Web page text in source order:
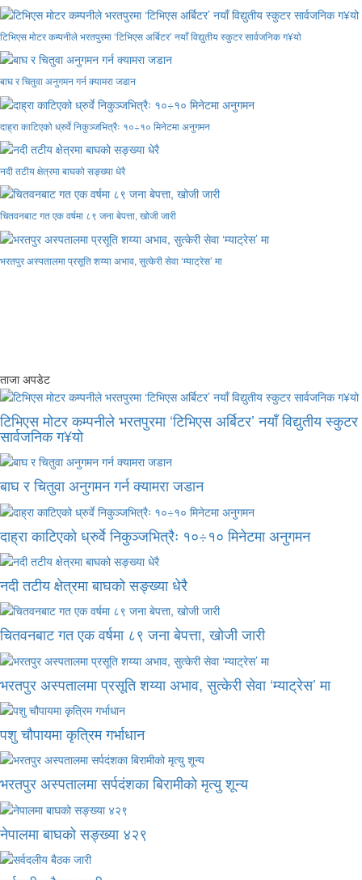
टिभिएस मोटर कम्पनीले भरतपुरमा ‘टिभिएस अर्बिटर’ नयाँ विद्युतीय स्कुटर सार्वजनिक ग¥यो
बाघ र चितुवा अनुगमन गर्न क्यामरा जडान
दाह्रा काटिएको ध्रुर्वे निकुञ्जभित्रैः १०÷१० मिनेटमा अनुगमन
नदी तटीय क्षेत्रमा बाघको सङ्ख्या धेरै
चितवनबाट गत एक वर्षमा ८९ जना बेपत्ता, खोजी जारी
भरतपुर अस्पतालमा प्रसूति शय्या अभाव, सुत्केरी सेवा ‘म्याट्रेस’ मा
ताजा अपडेट
टिभिएस मोटर कम्पनीले भरतपुरमा ‘टिभिएस अर्बिटर’ नयाँ विद्युतीय स्कुटर
सार्वजनिक ग¥यो
बाघ र चितुवा अनुगमन गर्न क्यामरा जडान
दाह्रा काटिएको ध्रुर्वे निकुञ्जभित्रैः १०÷१० मिनेटमा अनुगमन
नदी तटीय क्षेत्रमा बाघको सङ्ख्या धेरै
चितवनबाट गत एक वर्षमा ८९ जना बेपत्ता, खोजी जारी
भरतपुर अस्पतालमा प्रसूति शय्या अभाव, सुत्केरी सेवा ‘म्याट्रेस’ मा
पशु चौपायमा कृत्रिम गर्भाधान
भरतपुर अस्पतालमा सर्पदंशका बिरामीको मृत्यु शून्य
नेपालमा बाघको सङ्ख्या ४२९